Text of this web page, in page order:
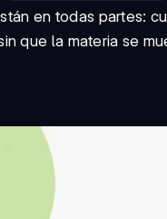
en todas partes:
que la materia se